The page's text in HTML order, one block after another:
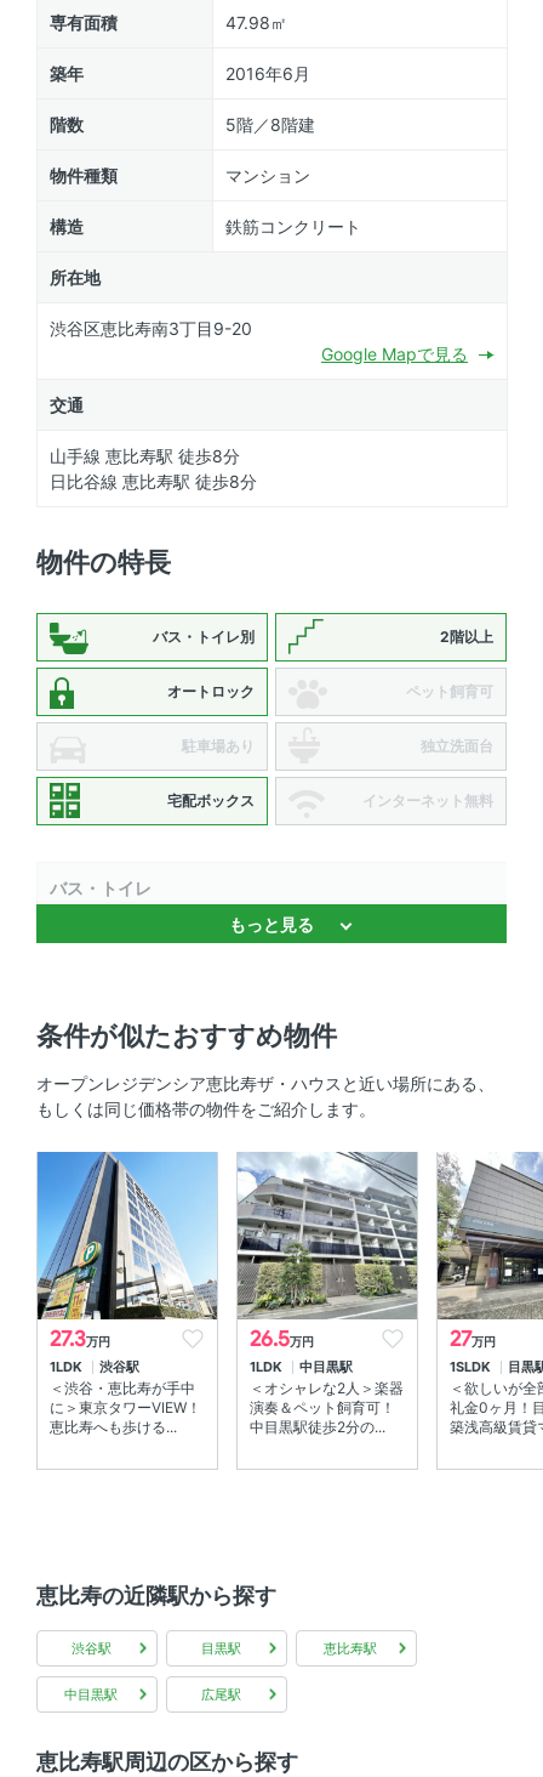
専有面積 47.98㎡
築年 2016年6月
階数 5階／8階建
物件種類 マンション
構造 鉄筋コンクリート
所在地
渋谷区恵比寿南3丁目9-20
Google Mapで見る
交通
山手線 恵比寿駅 徒歩8分
日比谷線 恵比寿駅 徒歩8分
物件の特長
バス・トイレ別 2階以上
オートロック ペット飼育可
駐車場あり 独立洗面台
宅配ボックス インターネット無料
バス・トイレ
温水洗浄便座 、 追焚機能 、 浴室乾燥機 、 バストイレ別
システムキッチン
セキュリティ
室内設備
床暖房 、 室内洗濯機置場
部屋の特徴
全居室フローリング 、 バルコニー
共用部
もっと見る
条件が似たおすすめ物件
オープンレジデンシア恵比寿ザ・ハウスと近い場所にある、
もしくは同じ価格帯の物件をご紹介します。
27.3万円
1LDK 渋谷駅
＜渋谷・恵比寿が手中
に＞東京タワーVIEW！
恵比寿へも歩ける...
26.5万円
1LDK 中目黒駅
＜オシャレな2人＞楽器
演奏＆ペット飼育可！
中目黒駅徒歩2分の...
27万円
1SLDK 目黒
＜欲しいが全
礼金0ヶ月！
築浅高級賃貸
恵比寿の近隣駅から探す
渋谷駅 目黒駅 恵比寿駅
中目黒駅 広尾駅
恵比寿駅周辺の区から探す